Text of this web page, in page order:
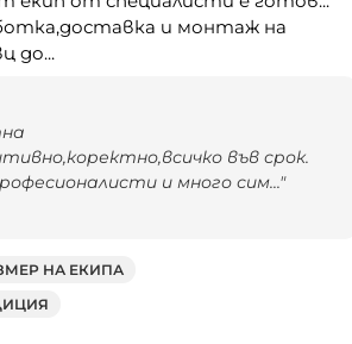
и монтаж на
до...
във срок.
и много сим..."
НА ЕКИПА